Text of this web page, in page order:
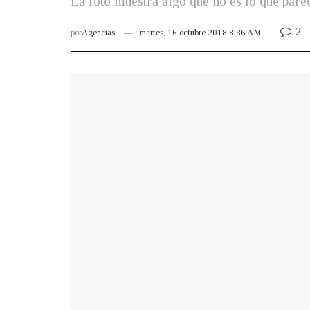
porAgencias martes, 16 octubre 2018 8:36 AM 2